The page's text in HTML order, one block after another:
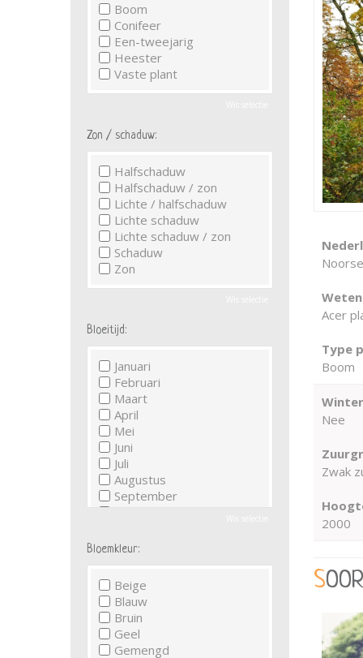
Acer
Type
Boom
Nee
Zwak
2000
Boom
Conifeer
Een-tweejarig
Heester
Vaste plant
Zon / schaduw:
Halfschaduw
Halfschaduw / zon
Lichte / halfschaduw
Lichte schaduw
Lichte schaduw / zon
Schaduw
Zon
Bloeitijd:
Januari
Februari
Maart
April
Mei
Juni
Juli
Augustus
September
December
Bloemkleur:
Beige
Blauw
Bruin
Geel
Gemengd